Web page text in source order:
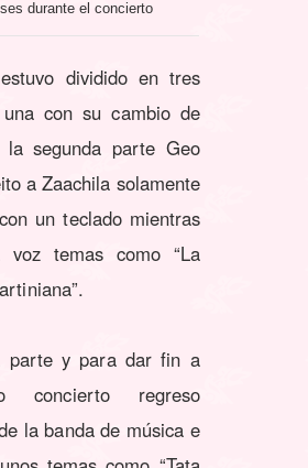
durante el concierto
dividido en tres
con su cambio de
la segunda parte Geo
a Zaachila solamente
un teclado mientras
temas como “La
parte y para dar fin a
concierto regreso
la banda de música e